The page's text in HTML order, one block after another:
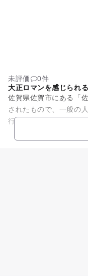
未評価
0件
大正ロマンを感じられ
佐賀県佐賀市にある「
されたもので、一般の
行の後に別施設として
の状態に復元されてお